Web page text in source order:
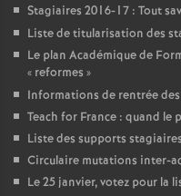
Stagiaires 2016-17 : Tout
Liste de titularisation des
Le plan Académique de
« reformes »
Informations de rentrée
Teach for France : quand le
Liste des supports
Circulaire mutations inter-
Le 25 janvier, votez pour la